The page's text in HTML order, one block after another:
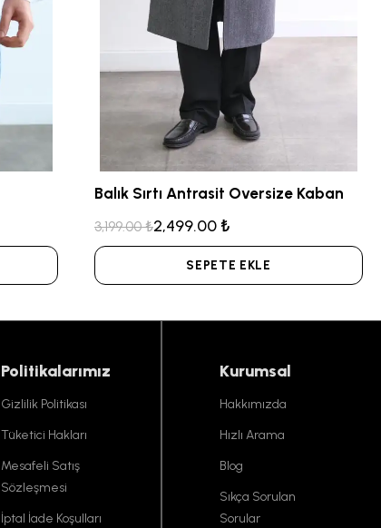
Balık Sırtı Antrasit Oversize Kaban
3,199.00 ₺2,499.00 ₺
SEPETE EKLE
Politikalarımız
Gizlilik Politikası
Tüketici Hakları
Mesafeli Satış
Sözleşmesi
İptal İade Koşulları
Kurumsal
Hakkımızda
Hızlı Arama
Blog
Sıkça Sorulan
Sorular